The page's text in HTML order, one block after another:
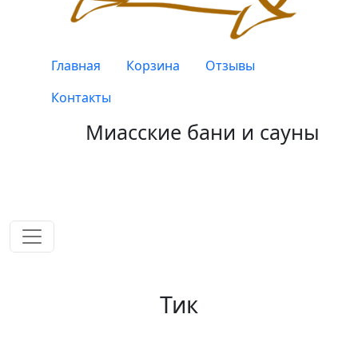
Верхнее меню
Главная Корзина
Отзывы
Контакты
Миасские бани и сауны
Тик